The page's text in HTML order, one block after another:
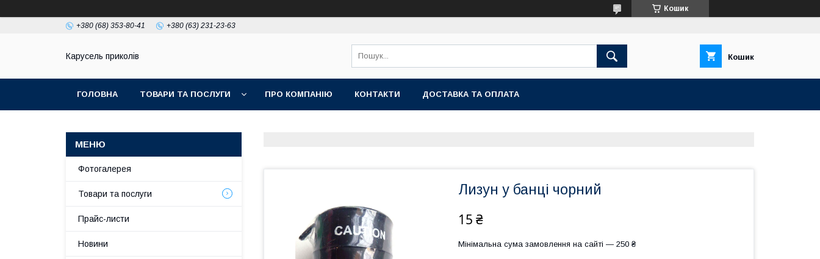
Кошик
+380 (68) 353-80-41 +380 (63) 231-23-63
Карусель приколів Кошик
ГОЛОВНА ТОВАРИ ТА ПОСЛУГИ ПРО КОМПАНІЮ КОНТАКТИ ДОСТАВКА ТА ОПЛАТА
Лизун у банці чорний
15 ₴
Мінімальна сума замовлення на сайті — 250 ₴
Фотогалерея
Товари та послуги
Прайс-листи
Новини